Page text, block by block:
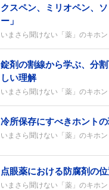
クスペン、ミリオペン、
ー」
いまさら聞けない「薬」のキホン
錠剤の割線から学ぶ、分
しい理解
いまさら聞けない「薬」のキホン
冷所保存にすべきホント
いまさら聞けない「薬」のキホン
点眼薬における防腐剤の
いまさら聞けない「薬」のキホン